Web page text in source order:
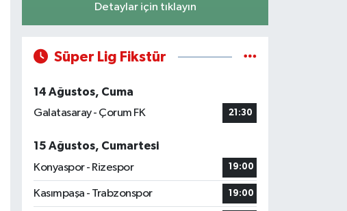
Detaylar için tıklayın
Süper Lig Fikstür
14 Ağustos, Cuma
Galatasaray - Çorum FK
21:30
15 Ağustos, Cumartesi
Konyaspor - Rizespor
19:00
Kasımpaşa - Trabzonspor 19:00